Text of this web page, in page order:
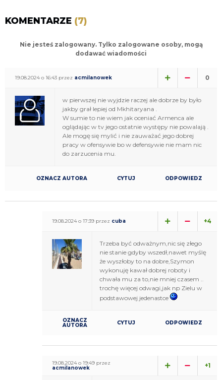
KOMENTARZE (7)
Nie jesteś zalogowany. Tylko zalogowane osoby, mogą
dodawać wiadomości
19.08.2024 o 16:43 przez acmilanowek 0
w pierwszej nie wyjdzie raczej ale dobrze by było
jakby grał lepiej od Mkhitaryana .
W sumie to nie wiem jak oceniać Armenca ale
oglądając w tv jego ostatnie występy nie powalają .
Ale mogę się mylić i nie zauważać jego dobrej
pracy w ofensywie bo w defensywie nie mam nic
do zarzucenia mu.
OZNACZ AUTORA CYTUJ ODPOWIEDZ
19.08.2024 o 17:39 przez cuba +4
Trzeba być odważnym,nic się złego
nie stanie gdyby wszedł,nawet myślę
że wyszłoby to na dobre,Szymon
wykonuję kawał dobrej roboty i
chwała mu za to,nie mniej czasem ..
trochę więcej odwagi,jak np Zielu w
podstawowej jedenastce
OZNACZ
AUTORA CYTUJ ODPOWIEDZ
19.08.2024 o 19:49 przez
acmilanowek +1